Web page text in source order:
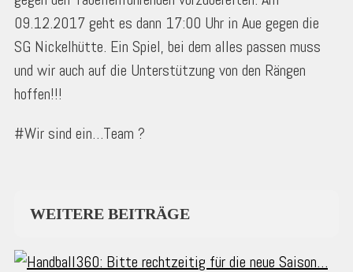
09.12.2017 geht es dann 17:00 Uhr in Aue gegen die
SG Nickelhütte. Ein Spiel, bei dem alles passen muss
und wir auch auf die Unterstützung von den Rängen
hoffen!!!
#Wir sind ein…Team ?
WEITERE BEITRÄGE